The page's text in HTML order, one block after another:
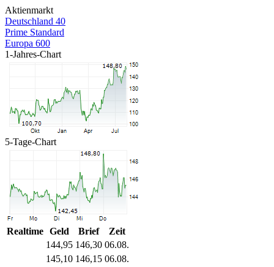
Aktienmarkt
Deutschland 40
Prime Standard
Europa 600
1-Jahres-Chart
5-Tage-Chart
Realtime Geld Brief
Zeit
144,95 146,30 06.08.
145,10 146,15 06.08.